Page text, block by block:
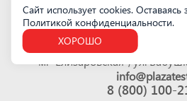
КАРТА САЙТА
Санкт-
м. "Елизаровская", ул.
8 (800) 100-
Сайт использует cookies. Оставаясь
Политикой конфиденциальности.
ХОРОШО